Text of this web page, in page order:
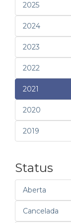
2025
2024
2023
2022
2021
2020
2019
Status
Aberta
Cancelada